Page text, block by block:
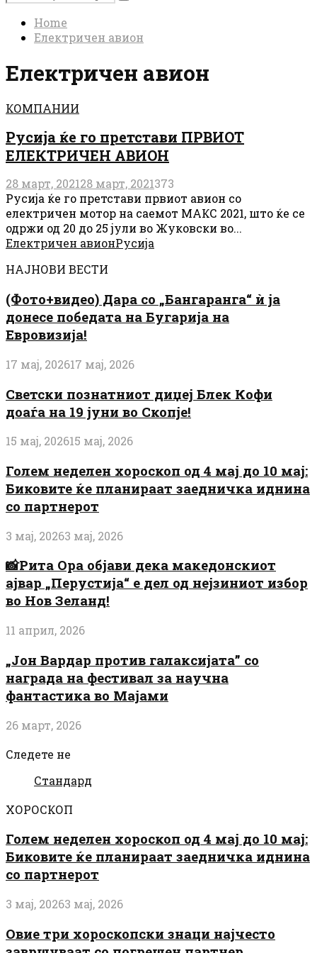
for:
Search
Home
Електричен авион
Електричен авион
КОМПАНИИ
Русија ќе го претстави ПРВИОТ
ЕЛЕКТРИЧЕН АВИОН
28 март, 202128 март, 2021373
Русија ќе го претстави првиот авион со
електричен мотор на саемот МАКС 2021, што ќе се
одржи од 20 до 25 јули во Жуковски во...
Електричен авионРусија
НАЈНОВИ ВЕСТИ
(Фото+видео) Дара со „Бангаранга“ ѝ ја
донесе победата на Бугарија на
Евровизија!
17 мај, 202617 мај, 2026
Светски познатниот диџеј Блек Кофи
доаѓа на 19 јуни во Скопје!
15 мај, 202615 мај, 2026
Голем неделен хороскоп од 4 мај до 10 мај:
Биковите ќе планираат заедничка иднина
со партнерот
3 мај, 20263 мај, 2026
📸Рита Ора објави дека македонскиот
ајвар „Перустија“ е дел од нејзиниот избор
во Нов Зеланд!
11 април, 2026
„Јон Вардар против галаксијата” со
награда на фестивал за научна
фантастика во Мајами
26 март, 2026
Следете не
Стандард
ХОРОСКОП
Голем неделен хороскоп од 4 мај до 10 мај:
Биковите ќе планираат заедничка иднина
со партнерот
3 мај, 20263 мај, 2026
Овие три хороскопски знаци најчесто